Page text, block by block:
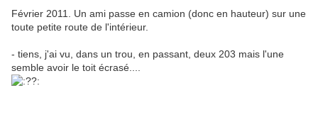
Février 2011. Un ami passe en camion (donc en hauteur) sur une
toute petite route de l'intérieur.
- tiens, j'ai vu, dans un trou, en passant, deux 203 mais l'une
semble avoir le toit écrasé....